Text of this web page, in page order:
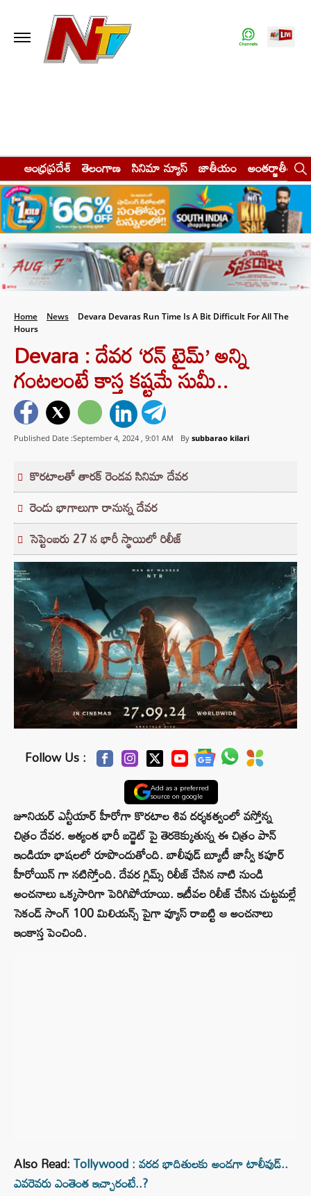
ఆంధ్రప్రదేశ్ తెలంగాణ సినిమా న్యూస్ జాతీయం అంతర్జాతీయం
Home News
Devara Devaras Run Time Is A Bit Difficult For All The
Hours
Devara : దేవర ‘రన్ టైమ్’ అన్ని
గంటలంటే కాస్త కష్టమే సుమీ..
Published Date :September 4, 2024 , 9:01 AM By subbarao kilari
కొరటాలతో తారక్ రెండవ సినిమా దేవర
రెండు భాగాలుగా రానున్న దేవర
సెప్టెంబరు 27 న భారీ స్థాయిలో రిలీజ్
Follow Us :
Add as a preferred
source on google
జూనియర్ ఎన్టీయార్ హీరోగా కొరటాల శివ దర్శకత్వంలో వస్తోన్న
చిత్రం దేవర. అత్యంత భారీ బడ్జెట్ పై తెరకెక్కుతున్న ఈ చిత్రం పాన్
ఇండియా భాషలలో రూపొందుతోంది. బాలీవుడ్ బ్యూటీ జాన్వీ కపూర్
హీరోయిన్ గా నటిస్తోంది. దేవర గ్లిమ్స్ రిలీజ్ చేసిన నాటి నుండి
అంచనాలు ఒక్కసారిగా పెరిగిపోయాయి. ఇటీవల రిలీజ్ చేసిన చుట్టమల్లే
సెకండ్ సాంగ్ 100 మిలియన్స్ పైగా వ్యూస్ రాబట్టి ఆ అంచనాలు
ఇంకాస్త పెంచింది.
Also Read:Tollywood : వరద భాదితులకు అండగా టాలీవుడ్..
ఎవరెవరు ఎంతెంత ఇచ్చారంటే..?